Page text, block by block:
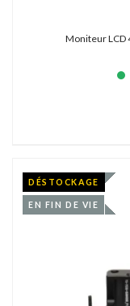
Moniteur LCD
DÉSTOCKAGE
EN FIN DE VIE